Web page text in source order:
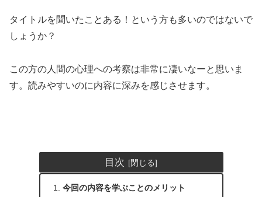
タイトルを聞いたことある！という方も多いのではないで
しょうか？
この方の人間の心理への考察は非常に凄いなーと思いま
す。読みやすいのに内容に深みを感じさせます。
目次
今回の内容を学ぶことのメリット